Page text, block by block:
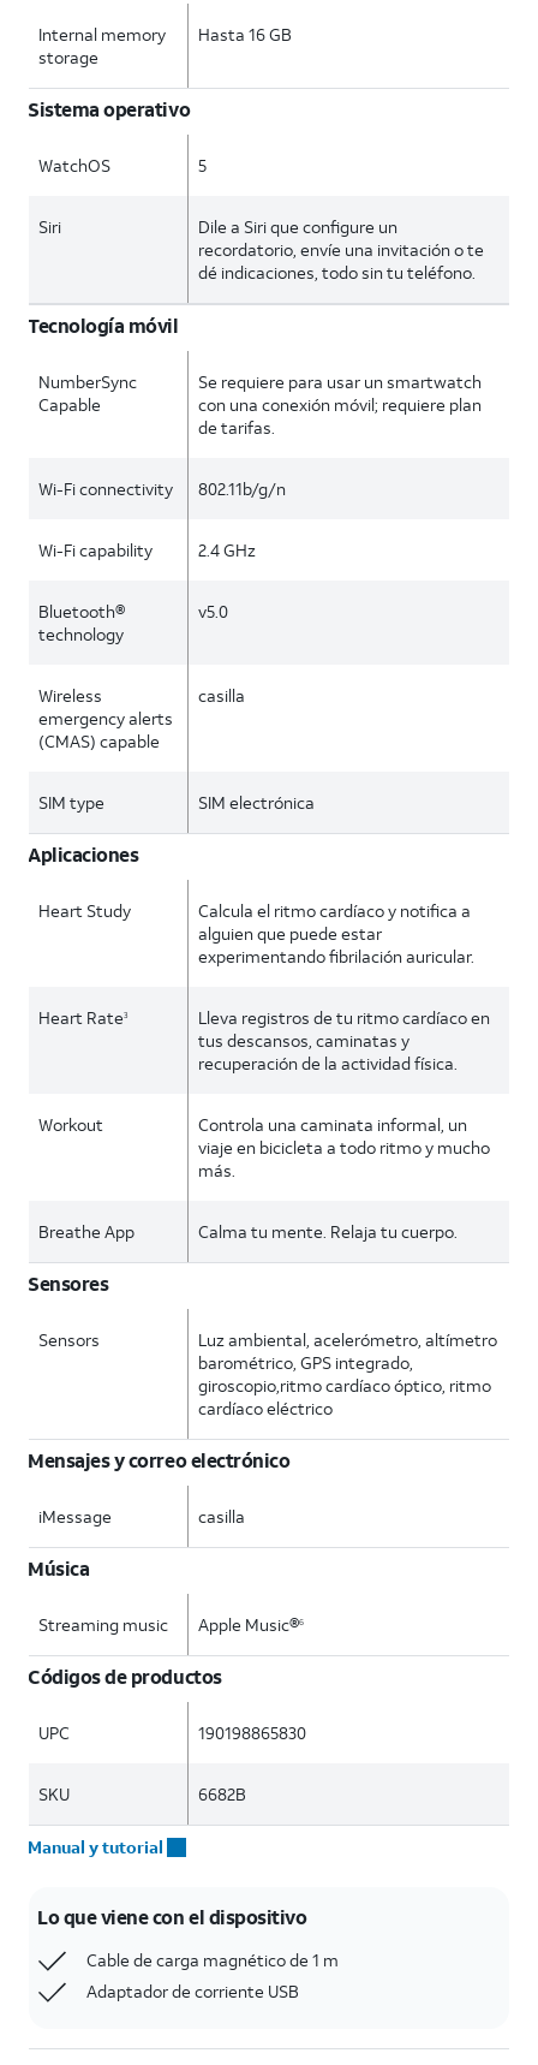
Internal memory
storage
Hasta 16 GB
Sistema operativo
WatchOS 5
Siri
Dile a Siri que configure un
recordatorio, envíe una invitación o te
dé indicaciones, todo sin tu teléfono.
Tecnología móvil
NumberSync
Capable
Se requiere para usar un smartwatch
con una conexión móvil; requiere plan
de tarifas.
Wi-Fi connectivity 802.11b/g/n
Wi-Fi capability 2.4 GHz
Bluetooth®
technology
v5.0
Wireless
emergency alerts
(CMAS) capable
casilla
SIM type SIM electrónica
Aplicaciones
Heart Study
Calcula el ritmo cardíaco y notifica a
alguien que puede estar
experimentando fibrilación auricular.
Heart Rate3
Lleva registros de tu ritmo cardíaco en
tus descansos, caminatas y
recuperación de la actividad física.
Workout
Controla una caminata informal, un
viaje en bicicleta a todo ritmo y mucho
más.
Breathe App Calma tu mente. Relaja tu cuerpo.
Sensores
Sensors
Luz ambiental, acelerómetro, altímetro
barométrico, GPS integrado,
giroscopio,ritmo cardíaco óptico, ritmo
cardíaco eléctrico
Mensajes y correo electrónico
iMessage casilla
Música
Streaming music Apple Music®6
Códigos de productos
UPC 190198865830
SKU 6682B
Manual y tutorial
Lo que viene con el dispositivo
Cable de carga magnético de 1 m
Adaptador de corriente USB